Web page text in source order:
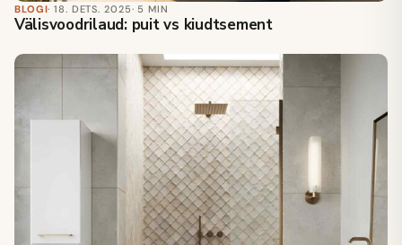
BLOGI· 18. DETS. 2025· 5 MIN
Välisvoodrilaud: puit vs kiudtsement